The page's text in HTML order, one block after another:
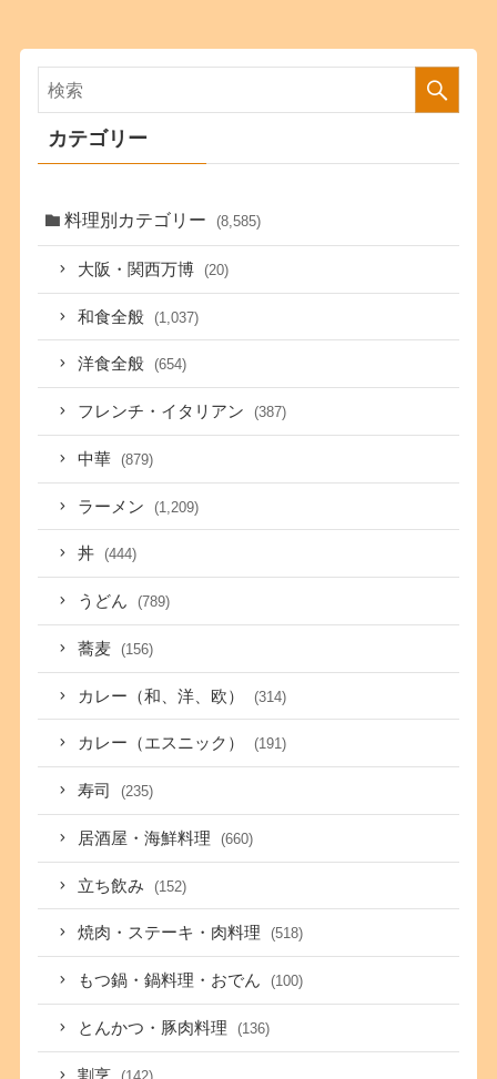
カテゴリー
料理別カテゴリー (8,585)
大阪・関西万博 (20)
和食全般 (1,037)
洋食全般 (654)
フレンチ・イタリアン (387)
中華 (879)
ラーメン (1,209)
丼 (444)
うどん (789)
蕎麦 (156)
カレー（和、洋、欧） (314)
カレー（エスニック） (191)
寿司 (235)
居酒屋・海鮮料理 (660)
立ち飲み (152)
焼肉・ステーキ・肉料理 (518)
もつ鍋・鍋料理・おでん (100)
とんかつ・豚肉料理 (136)
割烹 (142)